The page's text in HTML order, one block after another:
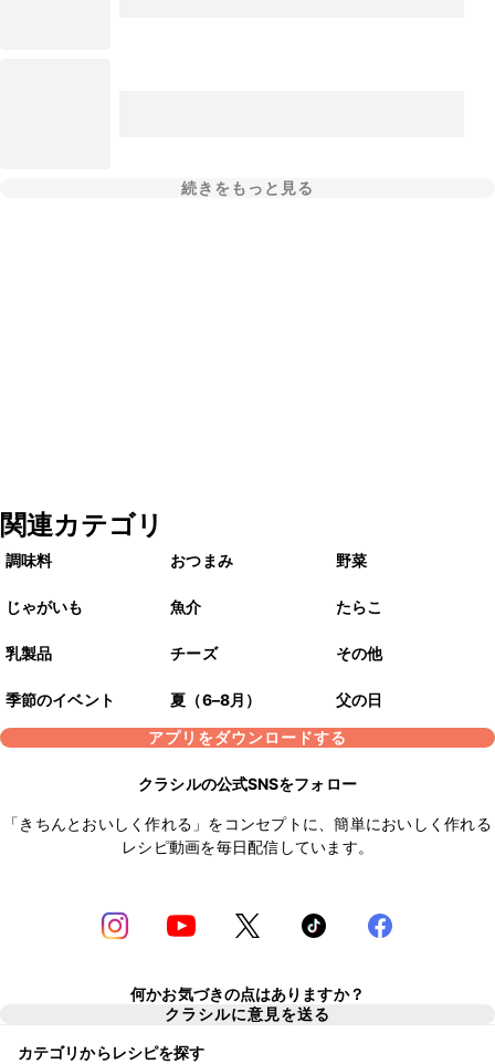
続きをもっと見る
関連カテゴリ
調味料 おつまみ 野菜
じゃがいも 魚介 たらこ
乳製品 チーズ その他
季節のイベント 夏（6–8月）
父の日
アプリをダウンロードする
クラシルの公式SNSをフォロー
「きちんとおいしく作れる」をコンセプトに、簡単においしく作れる
レシピ動画を毎日配信しています。
何かお気づきの点はありますか？
クラシルに意見を送る
カテゴリからレシピを探す